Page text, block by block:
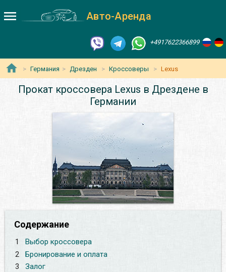
Авто-Аренда
+4917622366899
Германия Дрезден Кроссоверы Lexus
Прокат кроссовера Lexus в Дрездене в
Германии
Содержание
1
Выбор кроссовера
2
Бронирование и оплата
3
Залог